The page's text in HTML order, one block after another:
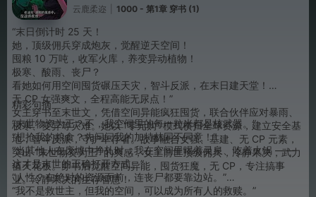
云鹿柔迩 1000 - 第1章 穿书 (1)
“末日倒计时 25 天！
她，顶级佣兵穿成炮灰，觉醒逆天空间！
囤粮 10 万吨，收军火库，养变异动植物！
极寒、酸雨、丧尸？
看她如何用空间囤货碾压天灾，智斗反派，在末日建天堂！
无 CP 女强爽文，全程高能无尿点！”
女主穿书至末世文，凭借空间异能疯狂囤货，联合伙伴应对暴雨、
极寒、变异等灾难。她以 “零元购” 模式横扫全球资源，建立安全基
地，智斗反派，守护幸存者。故事融合女强、基建、无 CP 元素，
突出 “末世物资为王” 的爽感，女主前世顶级佣兵，冷静果决，武力
值天花板。穿书后觉醒空间异能，囤货狂魔，无 CP，专注搞事
业。冷静果决的生存智慧！
精彩句摘
“末世物资为王？不，我空间里的每一粒米都是核武器。”
“想抢我的粮食？先问问我的加特林同不同意！”
“当其他人在废墟中挣扎时，我在空间里喝着灵泉、吃着火锅 ——
这才是末世的正确打开方式。”
“人性？在绝对的资源面前，连丧尸都要靠边站。”
“我不是救世主，但我的空间，可以成为所有人的救赎。”